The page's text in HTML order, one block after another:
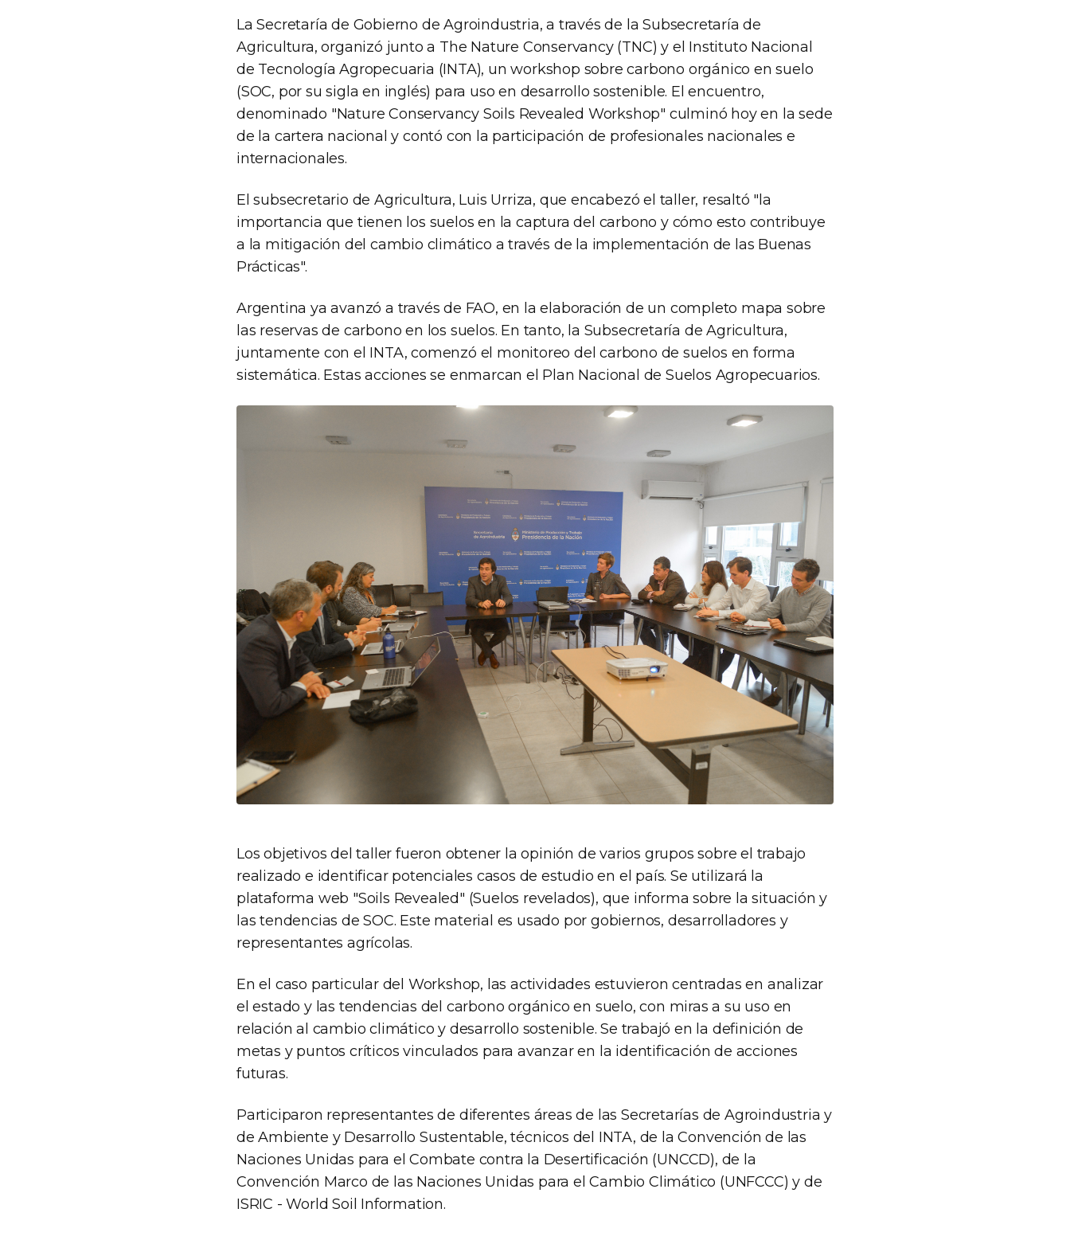
La Secretaría de Gobierno de Agroindustria, a través de la Subsecretaría de
Agricultura, organizó junto a The Nature Conservancy (TNC) y el Instituto Nacional
de Tecnología Agropecuaria (INTA), un workshop sobre carbono orgánico en suelo
(SOC, por su sigla en inglés) para uso en desarrollo sostenible. El encuentro,
denominado "Nature Conservancy Soils Revealed Workshop" culminó hoy en la sede
de la cartera nacional y contó con la participación de profesionales nacionales e
internacionales.
El subsecretario de Agricultura, Luis Urriza, que encabezó el taller, resaltó "la
importancia que tienen los suelos en la captura del carbono y cómo esto contribuye
a la mitigación del cambio climático a través de la implementación de las Buenas
Prácticas".
Argentina ya avanzó a través de FAO, en la elaboración de un completo mapa sobre
las reservas de carbono en los suelos. En tanto, la Subsecretaría de Agricultura,
juntamente con el INTA, comenzó el monitoreo del carbono de suelos en forma
sistemática. Estas acciones se enmarcan el Plan Nacional de Suelos Agropecuarios.
Los objetivos del taller fueron obtener la opinión de varios grupos sobre el trabajo
realizado e identificar potenciales casos de estudio en el país. Se utilizará la
plataforma web "Soils Revealed" (Suelos revelados), que informa sobre la situación y
las tendencias de SOC. Este material es usado por gobiernos, desarrolladores y
representantes agrícolas.
En el caso particular del Workshop, las actividades estuvieron centradas en analizar
el estado y las tendencias del carbono orgánico en suelo, con miras a su uso en
relación al cambio climático y desarrollo sostenible. Se trabajó en la definición de
metas y puntos críticos vinculados para avanzar en la identificación de acciones
futuras.
Participaron representantes de diferentes áreas de las Secretarías de Agroindustria y
de Ambiente y Desarrollo Sustentable, técnicos del INTA, de la Convención de las
Naciones Unidas para el Combate contra la Desertificación (UNCCD), de la
Convención Marco de las Naciones Unidas para el Cambio Climático (UNFCCC) y de
ISRIC - World Soil Information.